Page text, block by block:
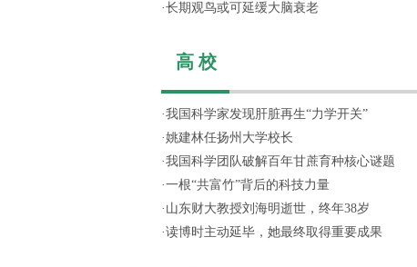
·长期观鸟或可延缓大脑衰老
高 校
·我国科学家发现肝脏再生“力学开关”
·姚建林任扬州大学校长
·我国科学团队破解百年甘蔗育种核心谜题
·一根“共富竹”背后的科技力量
· 山东财大教授刘海明逝世，终年38岁
·读博时主动延毕，她最终取得重要成果